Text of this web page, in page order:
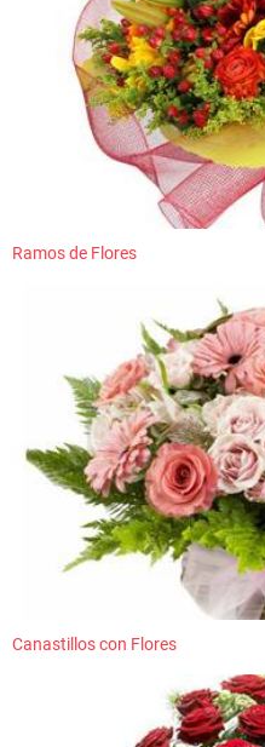
Ramos de Flores
Canastillos con Flores